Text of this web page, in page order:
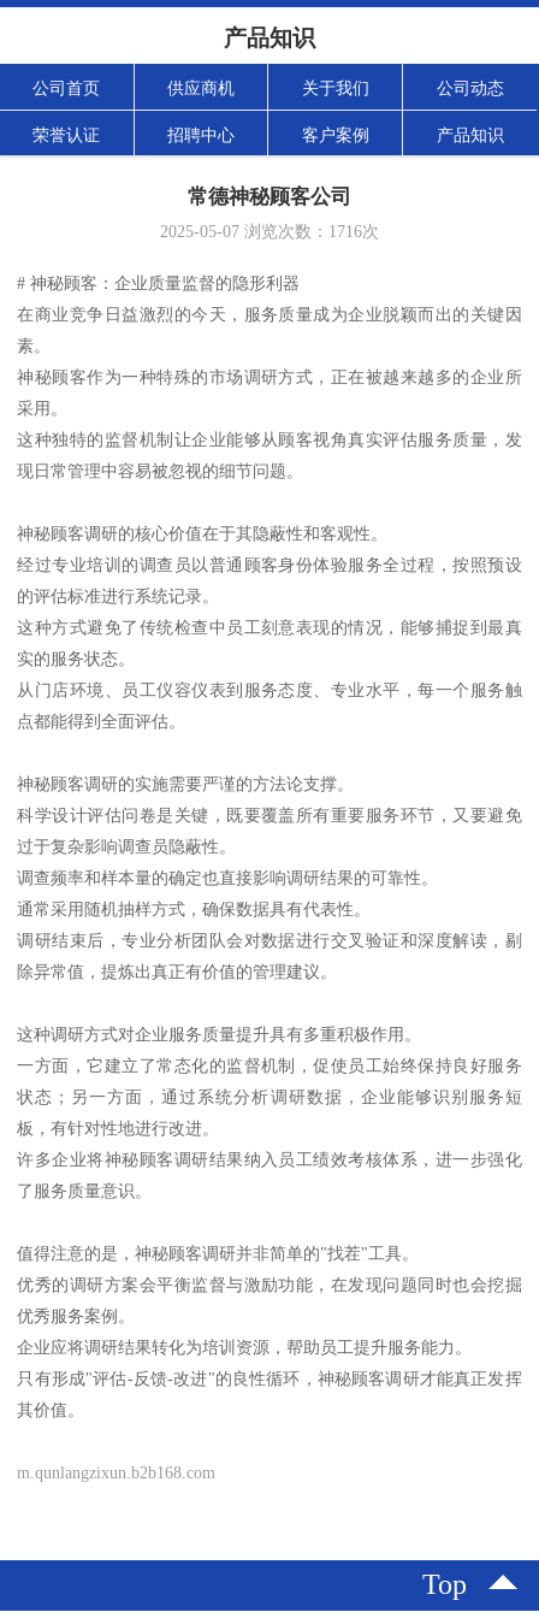
产品知识
公司首页 供应商机 关于我们 公司动态
荣誉认证 招聘中心 客户案例 产品知识
常德神秘顾客公司
2025-05-07 浏览次数： 1716次
# 神秘顾客：企业质量监督的隐形利器
在商业竞争日益激烈的今天，服务质量成为企业脱颖而出的关键因
素。
神秘顾客作为一种特殊的市场调研方式，正在被越来越多的企业所
采用。
这种独特的监督机制让企业能够从顾客视角真实评估服务质量，发
现日常管理中容易被忽视的细节问题。
神秘顾客调研的核心价值在于其隐蔽性和客观性。
经过专业培训的调查员以普通顾客身份体验服务全过程，按照预设
的评估标准进行系统记录。
这种方式避免了传统检查中员工刻意表现的情况，能够捕捉到最真
实的服务状态。
从门店环境、员工仪容仪表到服务态度、专业水平，每一个服务触
点都能得到全面评估。
神秘顾客调研的实施需要严谨的方法论支撑。
科学设计评估问卷是关键，既要覆盖所有重要服务环节，又要避免
过于复杂影响调查员隐蔽性。
调查频率和样本量的确定也直接影响调研结果的可靠性。
通常采用随机抽样方式，确保数据具有代表性。
调研结束后，专业分析团队会对数据进行交叉验证和深度解读，剔
除异常值，提炼出真正有价值的管理建议。
这种调研方式对企业服务质量提升具有多重积极作用。
一方面，它建立了常态化的监督机制，促使员工始终保持良好服务
状态；另一方面，通过系统分析调研数据，企业能够识别服务短
板，有针对性地进行改进。
许多企业将神秘顾客调研结果纳入员工绩效考核体系，进一步强化
了服务质量意识。
值得注意的是，神秘顾客调研并非简单的"找茬"工具。
优秀的调研方案会平衡监督与激励功能，在发现问题同时也会挖掘
优秀服务案例。
企业应将调研结果转化为培训资源，帮助员工提升服务能力。
只有形成"评估-反馈-改进"的良性循环，神秘顾客调研才能真正发挥
其价值。
m.qunlangzixun.b2b168.com
Top